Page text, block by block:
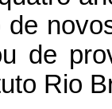
de
de
Rio